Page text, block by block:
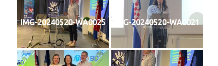
IMG-20240520-WA0025 IMG-20240520-WA0021